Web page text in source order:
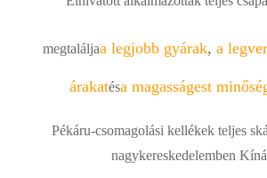
megtaláljaa legjobb gyárak, a
árakatésa magasságest
Pékáru-csomagolási kellékek teljes
nagykereskedelemben